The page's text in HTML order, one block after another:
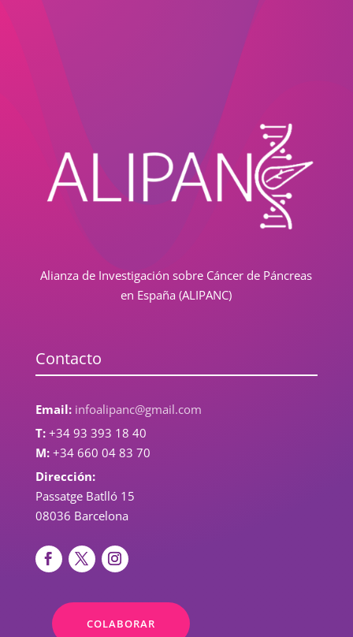
Alianza de Investigación sobre Cáncer de Páncreas
en España (ALIPANC)
Contacto
Email: infoalipanc@gmail.com
T:+34 93 393 18 40
M:+34 660 04 83 70
Dirección:
Passatge Batlló 15
08036 Barcelona
COLABORAR